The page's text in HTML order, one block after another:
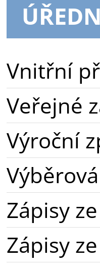
Vnitřní
Veřejné
Výroční
Zápisy
Zápisy